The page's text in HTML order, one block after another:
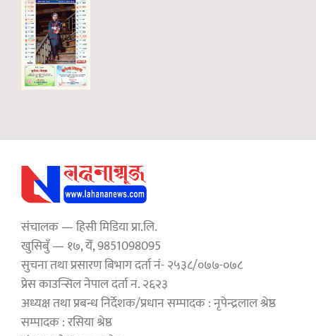
संचालक — हिसी मिडिया प्रा.लि.
खुसिबुँ — १७, येँ, 9851098095
सुचना तथा प्रसारण बिभाग दर्ता नं- २५३८/०७७-०७८
प्रेस काउन्सिल नेपाल दर्ता न. २६२३
अध्यक्ष तथा प्रबन्ध निर्देशक/प्रधान सम्पादक : नृपेन्द्रलाल श्रेष्ठ
सम्पादक : रसिया श्रेष्ठ